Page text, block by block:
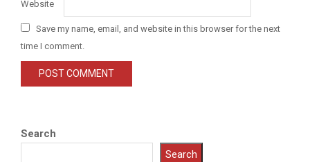
Website
Save my name, email, and website in this browser for the next
time I comment.
Search
Search